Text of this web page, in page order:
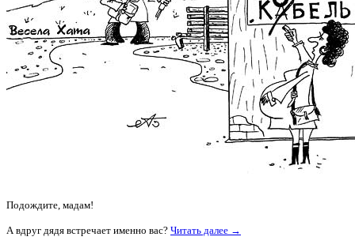
Подождите, мадам!
А вдруг дядя встречает именно вас? Читать далее →